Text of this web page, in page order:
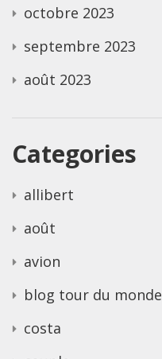
octobre 2023
septembre 2023
août 2023
Categories
allibert
août
avion
blog tour du monde
costa